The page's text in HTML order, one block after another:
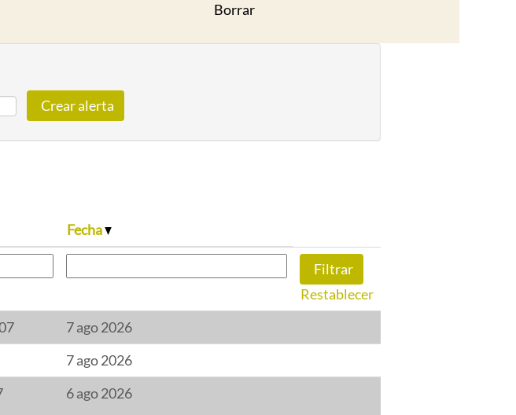
Borrar
Fecha
Restablecer
7 ago 2026
7 ago 2026
6 ago 2026